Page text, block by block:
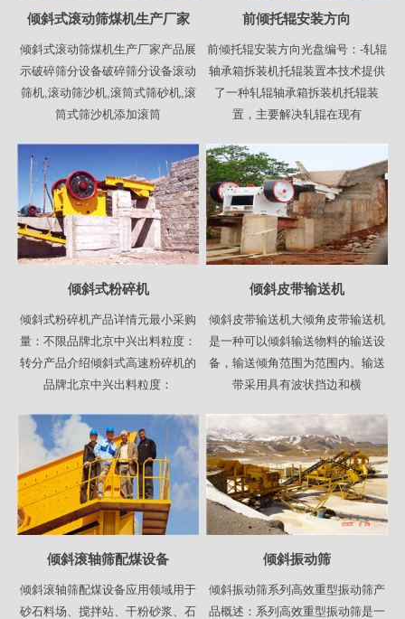
倾斜式滚动筛煤机生产厂家
倾斜式滚动筛煤机生产厂家产品展
示破碎筛分设备破碎筛分设备滚动
筛机,滚动筛沙机,滚筒式筛砂机,滚
筒式筛沙机添加滚筒
前倾托辊安装方向
前倾托辊安装方向光盘编号：-轧辊
轴承箱拆装机托辊装置本技术提供
了一种轧辊轴承箱拆装机托辊装
置，主要解决轧辊在现有
倾斜式粉碎机
倾斜式粉碎机产品详情元最小采购
量：不限品牌北京中兴出料粒度：
转分产品介绍倾斜式高速粉碎机的
品牌北京中兴出料粒度：
倾斜皮带输送机
倾斜皮带输送机大倾角皮带输送机
是一种可以倾斜输送物料的输送设
备，输送倾角范围为范围内。输送
带采用具有波状挡边和横
倾斜滚轴筛配煤设备
倾斜滚轴筛配煤设备应用领域用于
砂石料场、搅拌站、干粉砂浆、石
倾斜振动筛
倾斜振动筛系列高效重型振动筛产
品概述：系列高效重型振动筛是一